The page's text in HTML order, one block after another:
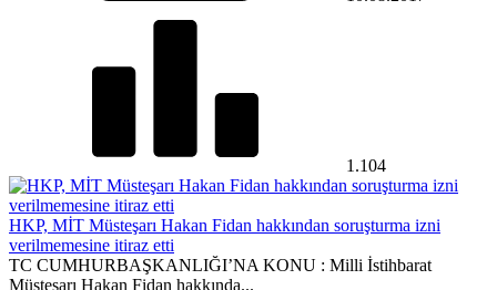
1.104
HKP, MİT Müsteşarı Hakan Fidan hakkından soruşturma izni
verilmemesine itiraz etti
TC CUMHURBAŞKANLIĞI’NA KONU : Milli İstihbarat
Müsteşarı Hakan Fidan hakkında...